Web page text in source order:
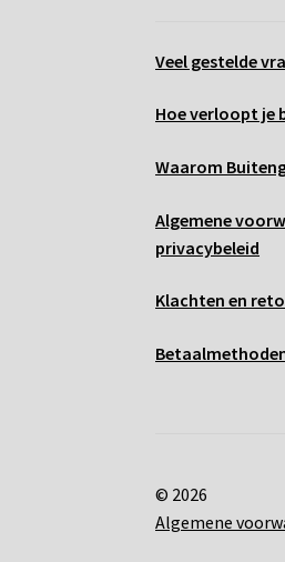
Veel gestelde
Hoe verloopt je
Waarom
Algemene voo
privacybeleid
Klachten en
© 2026
Algemene